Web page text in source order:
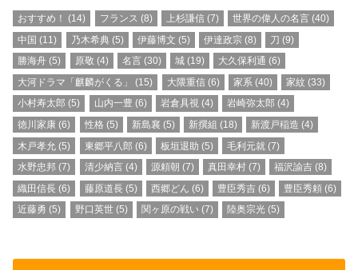
おすすめ！ (14) フランス (8) 上杉謙信(7) 世界の偉人の名言 (40)
中国 (11) 乃木希典(5) 伊藤博文 (5) 伊達政宗 (8) 刀 (9)
勝海舟 (5) 原敬 (4) 名言(30) 城 (19) 大久保利通 (6)
大河ドラマ「麒麟がくる」
(15) 大隈重信(6) 家系(40) 家紋 (33)
小村寿太郎 (5) 山内一豊 (6) 岩倉具視(4) 岩崎弥太郎 (4)
徳川家康 (6) 性格 (5) 新島襄 (5) 新撰組 (18) 新渡戸稲造 (4)
木戸孝允 (5) 東郷平八郎 (6) 板垣退助 (5) 毛利元就 (7)
水野忠邦 (7) 清少納言(4) 源頼朝 (7) 真田幸村 (7) 福沢諭吉 (8)
織田信長 (6) 藤原道長(5) 西郷どん (6) 豊臣秀吉 (6) 豊臣秀頼 (6)
近藤勇 (5) 野口英世(5) 関ヶ原の戦い(7) 陸奥宗光 (5)